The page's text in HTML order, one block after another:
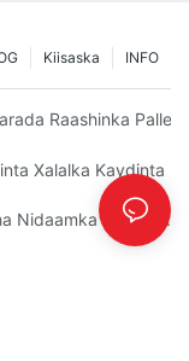
INFO
Kiisaska
Maareynta Kaydka
Raashinka
Iyo Hal-
Xalalka Kaydinta
Raadinayo
Nidaamka Racking: